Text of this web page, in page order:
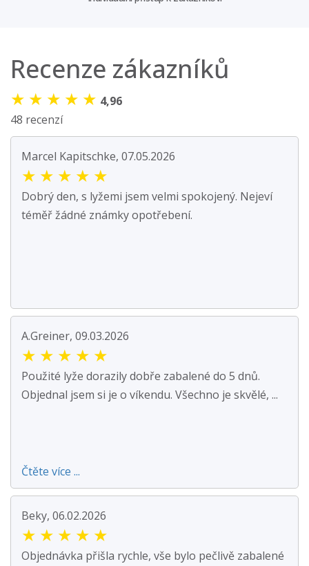
Recenze zákazníků
★ ★ ★ ★ ★ 4,96
48 recenzí
Marcel Kapitschke, 07.05.2026
★ ★ ★ ★ ★
Dobrý den, s lyžemi jsem velmi spokojený. Nejeví
téměř žádné známky opotřebení.
A.Greiner, 09.03.2026
★ ★ ★ ★ ★
Použité lyže dorazily dobře zabalené do 5 dnů.
Objednal jsem si je o víkendu. Všechno je skvělé, ...
Čtěte více ...
Beky, 06.02.2026
★ ★ ★ ★ ★
Objednávka přišla rychle, vše bylo pečlivě zabalené